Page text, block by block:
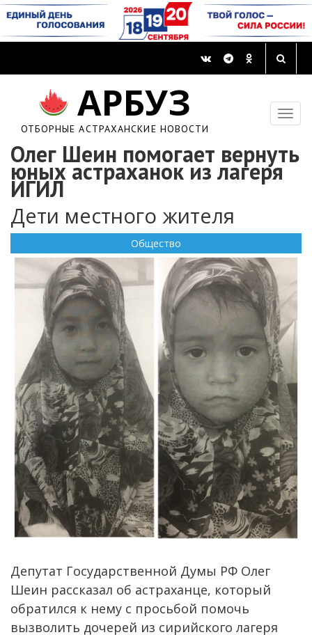
АРБУЗ
ОТБОРНЫЕ АСТРАХАНСКИЕ НОВОСТИ
Олег Шеин помогает вернуть
юных астраханок из лагеря
ИГИЛ
Дети местного жителя
Общество
Депутат Государственной Думы РФ Олег
Шеин рассказал об астраханце, который
обратился к нему с просьбой помочь
вызволить дочерей из сирийского лагеря